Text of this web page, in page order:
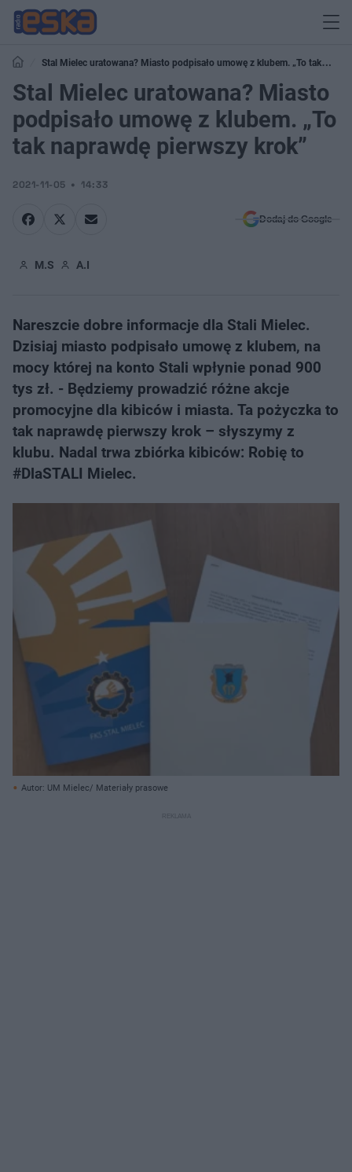
Stal Mielec uratowana? Miasto podpisało umowę z klubem. „To tak
naprawdę pierwszy krok”
Stal Mielec uratowana? Miasto
podpisało umowę z klubem. „To
tak naprawdę pierwszy krok”
2021-11-05 14:33
Dodaj do Google
M.S A.I
Nareszcie dobre informacje dla Stali Mielec.
Dzisiaj miasto podpisało umowę z klubem, na
mocy której na konto Stali wpłynie ponad 900
tys zł. - Będziemy prowadzić różne akcje
promocyjne dla kibiców i miasta. Ta pożyczka to
tak naprawdę pierwszy krok – słyszymy z
klubu. Nadal trwa zbiórka kibiców: Robię to
#DlaSTALI Mielec.
Autor: UM Mielec/ Materiały prasowe